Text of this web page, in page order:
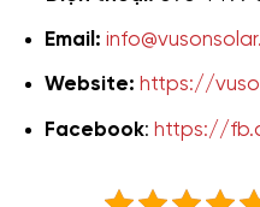
Email:
Website: https://
Facebook: https://